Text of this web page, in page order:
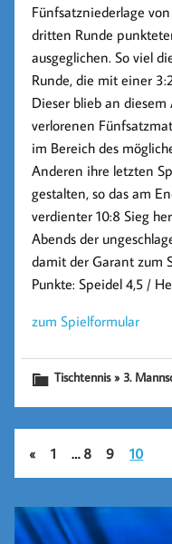
Fünfsatzniederlage
dritten Runde
ausgeglichen. So viel
Runde, die mit einer
Dieser blieb an
verlorenen
im Bereich des
Anderen ihre letzten
gestalten, so das am
verdienter 10:8 Sieg
Abends der
damit der Garant zum
Punkte: Speidel 4,5 /
zum Spielformular
Tischtennis » 3.
« 1 … 8 9 10